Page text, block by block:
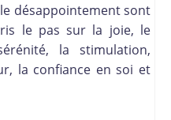
désappointement sont
le pas sur la joie, le
la stimulation,
la confiance en soi et